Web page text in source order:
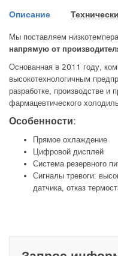
Описание
Мы поставляем
напрямую от
Основанная в 2011 году,
высокотехнологичным
разработке, производстве и
фармацевтического
Особенности:
Прямое охлаждение
Цифровой дисплей
Система резервного
Сигналы тревоги:
датчика, отказ